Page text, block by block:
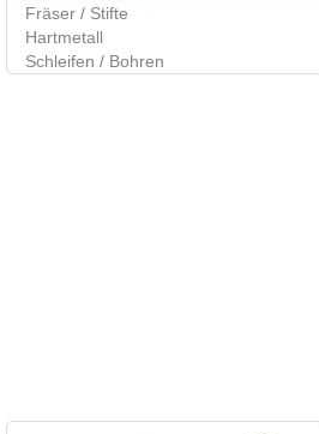
Fräser / Stifte
Hartmetall
Schleifen / Bohren